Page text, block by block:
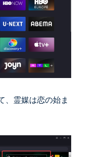
、霊媒は恋の始ま